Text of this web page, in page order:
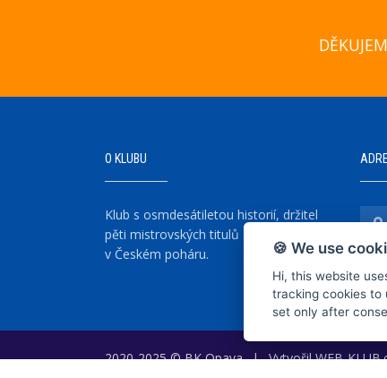
O KLUBU
Klub s osmdesátiletou historií, držitel
pěti mistrovských titulů a šesti vítězství
v Českém poháru.
2020-2025 © BK Opava | VytvořilWEB-
🍪 We use
Hi, this website
tracking cookies to
set only after